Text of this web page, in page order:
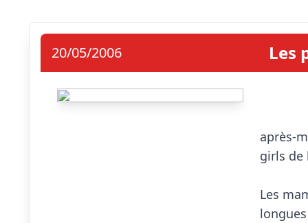
20/05/2006 Les
après-
girls de
Les